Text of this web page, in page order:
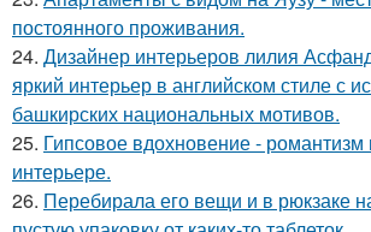
постоянного проживания.
24. Дизайнер интерьеров лилия
яркий интерьер в английском стиле с
башкирских национальных мотивов.
25. Гипсовое вдохновение - романтизм
интерьере.
26. Перебирала его вещи и в рюкзаке